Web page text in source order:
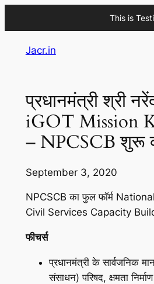
This is
Jacr.in
प्रधानमंत्री श्री
iGOT Mission
– NPCSCB शुरू
September 3, 2020
NPCSCB का फुल फॉर्म
Civil Services Capacity
फीचर्स
प्रधानमंत्री के सार्वजनिक
संसाधन) परिषद, क्षमता